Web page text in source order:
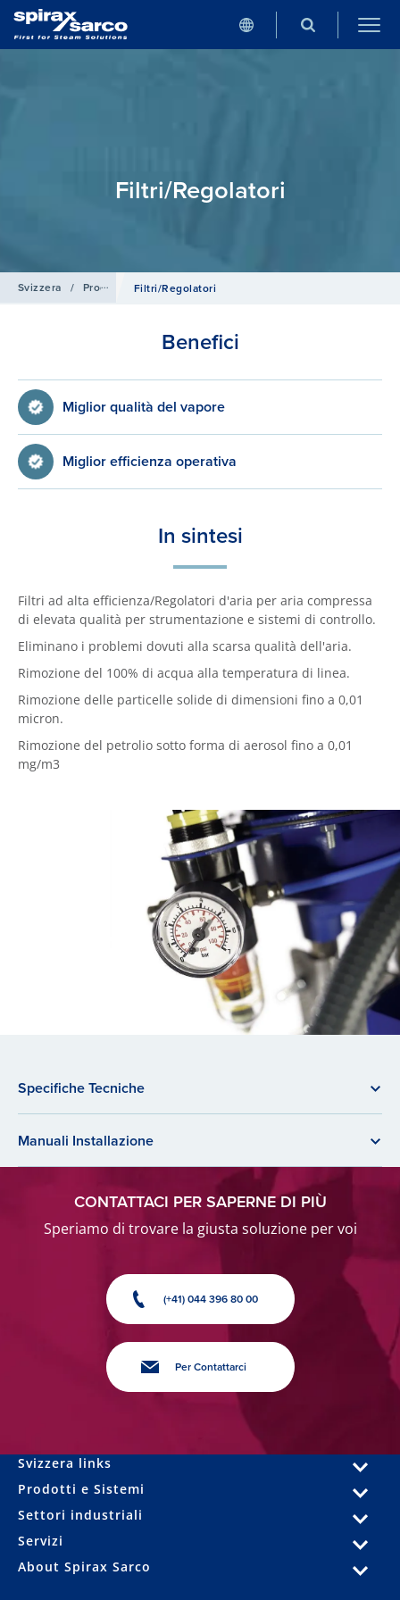
Filtri/Regolatori
Svizzera / Prodotti e Sistemi / Prodotti per aria compressa
Filtri/​Regolatori
Benefici
Miglior qualità del vapore
Miglior efficienza operativa
In sintesi
Filtri ad alta efficienza/Regolatori d'aria per aria compressa
di elevata qualità per strumentazione e sistemi di controllo.
Eliminano i problemi dovuti alla scarsa qualità dell'aria.
Rimozione del 100% di acqua alla temperatura di linea.
Rimozione delle particelle solide di dimensioni fino a 0,01
micron.
Rimozione del petrolio sotto forma di aerosol fino a 0,01
mg/m3
Specifiche Tecniche
Manuali Installazione
CONTATTACI PER SAPERNE DI PIÙ
Speriamo di trovare la giusta soluzione per voi
(+41) 044 396 80 00
Per Contattarci
Svizzera links
Prodotti e Sistemi
Settori industriali
Servizi
About Spirax Sarco